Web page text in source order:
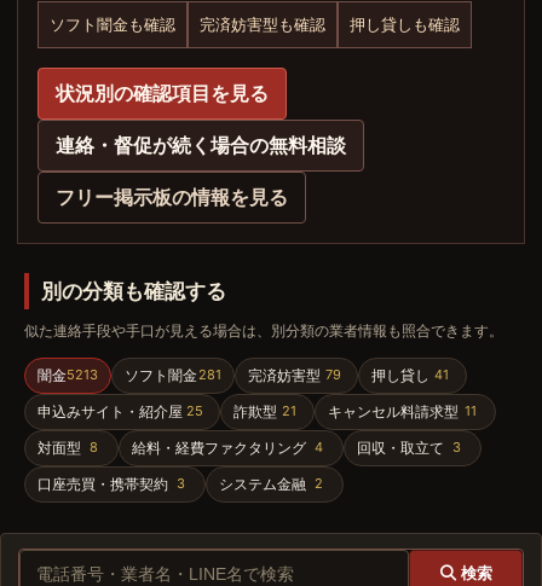
ソフト闇金も確認 完済妨害型も確認 押し貸しも確認
状況別の確認項目を見る
連絡・督促が続く場合の無料相談
フリー掲示板の情報を見る
別の分類も確認する
似た連絡手段や手口が見える場合は、別分類の業者情報も照合できます。
闇金5213 ソフト闇金281 完済妨害型 79 押し貸し 41
申込みサイト・紹介屋 25 詐欺型 21 キャンセル料請求型 11
対面型 8 給料・経費ファクタリング 4 回収・取立て 3
口座売買・携帯契約 3 システム金融 2
検索